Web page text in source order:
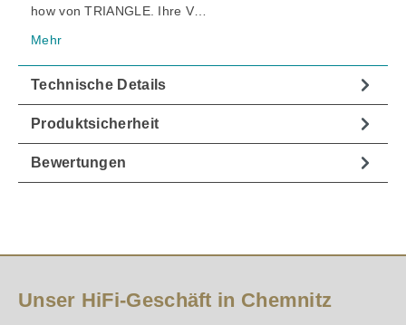
how von TRIANGLE. Ihre V…
Mehr
Technische Details
Produktsicherheit
Bewertungen
Unser HiFi-Geschäft in Chemnitz